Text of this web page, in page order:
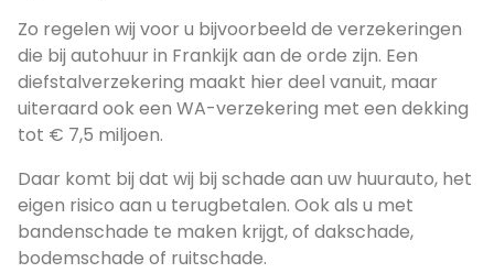
Zo regelen wij voor u bijvoorbeeld de verzekeringen
die bij autohuur in Frankijk aan de orde zijn. Een
diefstalverzekering maakt hier deel vanuit, maar
uiteraard ook een WA-verzekering met een dekking
tot € 7,5 miljoen.
Daar komt bij dat wij bij schade aan uw huurauto, het
eigen risico aan u terugbetalen. Ook als u met
bandenschade te maken krijgt, of dakschade,
bodemschade of ruitschade.